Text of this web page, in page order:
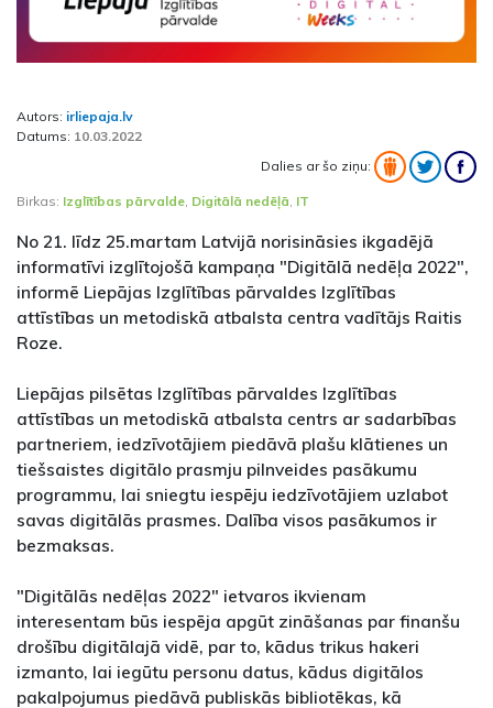
Autors: irliepaja.lv
Datums: 10.03.2022
Dalies ar šo ziņu:
Birkas: Izglītības pārvalde Digitālā nedēļā IT
No 21. līdz 25.martam Latvijā norisināsies ikgadējā
informatīvi izglītojošā kampaņa "Digitālā nedēļa 2022",
informē Liepājas Izglītības pārvaldes Izglītības
attīstības un metodiskā atbalsta centra vadītājs Raitis
Roze.
Liepājas pilsētas Izglītības pārvaldes Izglītības
attīstības un metodiskā atbalsta centrs ar sadarbības
partneriem, iedzīvotājiem piedāvā plašu klātienes un
tiešsaistes digitālo prasmju pilnveides pasākumu
programmu, lai sniegtu iespēju iedzīvotājiem uzlabot
savas digitālās prasmes. Dalība visos pasākumos ir
bezmaksas.
"Digitālās nedēļas 2022" ietvaros ikvienam
interesentam būs iespēja apgūt zināšanas par finanšu
drošību digitālajā vidē, par to, kādus trikus hakeri
izmanto, lai iegūtu personu datus, kādus digitālos
pakalpojumus piedāvā publiskās bibliotēkas, kā